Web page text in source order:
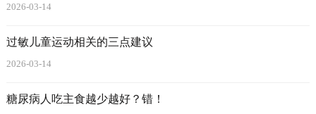
2026-03-14
过敏儿童运动相关的三点建议
2026-03-14
糖尿病人吃主食越少越好？错！